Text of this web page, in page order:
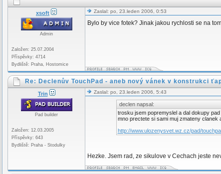
xsoft
Admin
Založen: 25.07.2004
Příspěvky: 4714
Bydliště: Praha, Hostomice
Zaslal: po, 23.leden 2006, 0:53
Bylo by vice fotek? Jinak jakou rychlosti se na
Re: Declenův TouchPad - aneb nový vánek v konstrukci
Trin
Pad builder
Založen: 12.03.2005
Příspěvky: 643
Bydliště: Praha - Stodulky
Zaslal: po, 23.leden 2006, 5:43
declen napsal:
trosku jsem popremyslel a dal dokupy
mno prectete si sami muj zmateny clanek
http://www.ulozenysvet.wz.cz/pad/
Hezke. Jsem rad, ze sikulove v Cechach jeste